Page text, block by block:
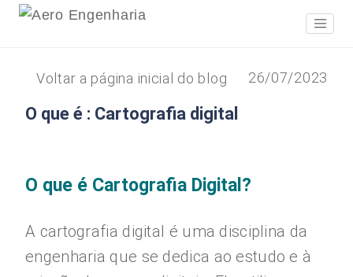
26/07/2023
Voltar a página inicial do blog
O que é : Cartografia digital
O que é Cartografia Digital?
A cartografia digital é uma disciplina da
engenharia que se dedica ao estudo e à